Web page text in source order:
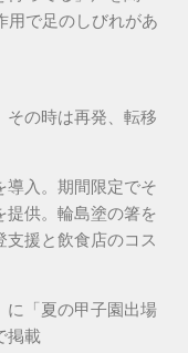
用で足のしびれがあ
その時は再発、転移
導入。期間限定でそ
提供。輪島塗の箸を
支援と飲食店のコス
に「夏の甲子園出場
掲載